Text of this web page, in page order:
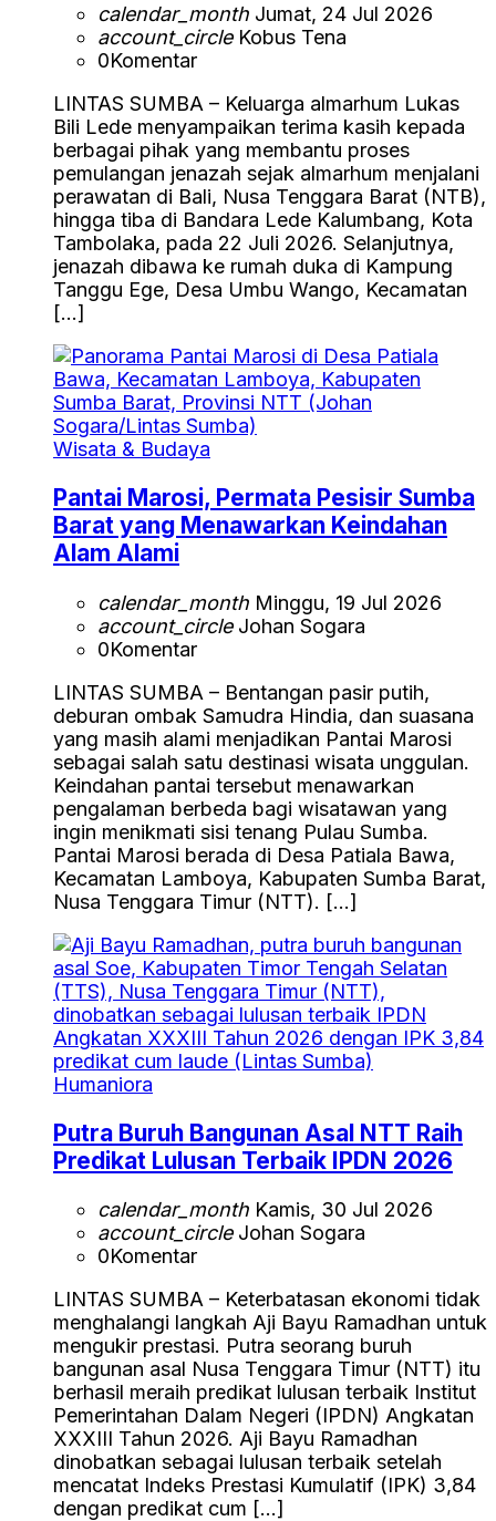
calendar_month Jumat, 24 Jul 2026
account_circleKobus Tena
0Komentar
LINTAS SUMBA – Keluarga almarhum Lukas
Bili Lede menyampaikan terima kasih kepada
berbagai pihak yang membantu proses
pemulangan jenazah sejak almarhum menjalani
perawatan di Bali, Nusa Tenggara Barat (NTB),
hingga tiba di Bandara Lede Kalumbang, Kota
Tambolaka, pada 22 Juli 2026. Selanjutnya,
jenazah dibawa ke rumah duka di Kampung
Tanggu Ege, Desa Umbu Wango, Kecamatan
[…]
Wisata & Budaya
Pantai Marosi, Permata Pesisir Sumba
Barat yang Menawarkan Keindahan
Alam Alami
calendar_month Minggu, 19 Jul 2026
account_circleJohan Sogara
0Komentar
LINTAS SUMBA – Bentangan pasir putih,
deburan ombak Samudra Hindia, dan suasana
yang masih alami menjadikan Pantai Marosi
sebagai salah satu destinasi wisata unggulan.
Keindahan pantai tersebut menawarkan
pengalaman berbeda bagi wisatawan yang
ingin menikmati sisi tenang Pulau Sumba.
Pantai Marosi berada di Desa Patiala Bawa,
Kecamatan Lamboya, Kabupaten Sumba Barat,
Nusa Tenggara Timur (NTT). […]
Humaniora
Putra Buruh Bangunan Asal NTT Raih
Predikat Lulusan Terbaik IPDN 2026
calendar_month Kamis, 30 Jul 2026
account_circleJohan Sogara
0Komentar
LINTAS SUMBA – Keterbatasan ekonomi tidak
menghalangi langkah Aji Bayu Ramadhan untuk
mengukir prestasi. Putra seorang buruh
bangunan asal Nusa Tenggara Timur (NTT) itu
berhasil meraih predikat lulusan terbaik Institut
Pemerintahan Dalam Negeri (IPDN) Angkatan
XXXIII Tahun 2026. Aji Bayu Ramadhan
dinobatkan sebagai lulusan terbaik setelah
mencatat Indeks Prestasi Kumulatif (IPK) 3,84
dengan predikat cum […]